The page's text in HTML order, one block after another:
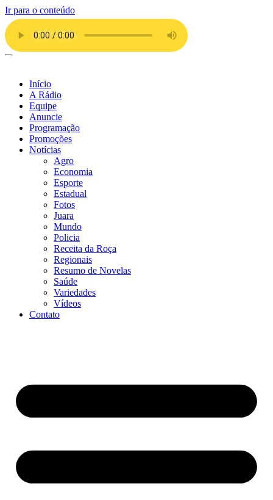
Ir para o conteúdo
Início
A Rádio
Equipe
Anuncie
Programação
Promoções
Notícias
Agro
Economia
Esporte
Estadual
Fotos
Juara
Mundo
Policia
Receita da Roça
Regionais
Resumo de Novelas
Saúde
Variedades
Vídeos
Contato